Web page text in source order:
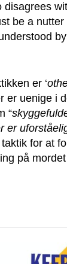
disagrees
be a
er ‘
er uenige i
“
er
taktik for at
på